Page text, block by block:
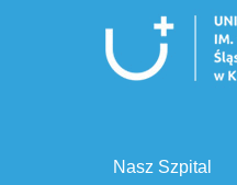
Nasz Szpital